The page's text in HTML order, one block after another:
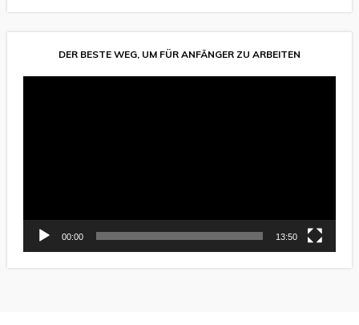
DER BESTE WEG, UM FÜR ANFÄNGER ZU ARBEITEN
00:00 13:50